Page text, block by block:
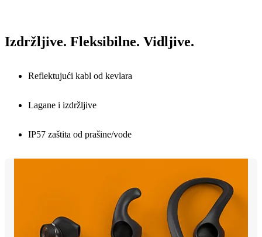
Izdržljive. Fleksibilne. Vidljive.
Reflektujući kabl od kevlara
Lagane i izdržljive
IP57 zaštita od prašine/vode